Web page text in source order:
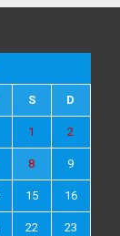
S D
1 2
8 9
15 16
22 23